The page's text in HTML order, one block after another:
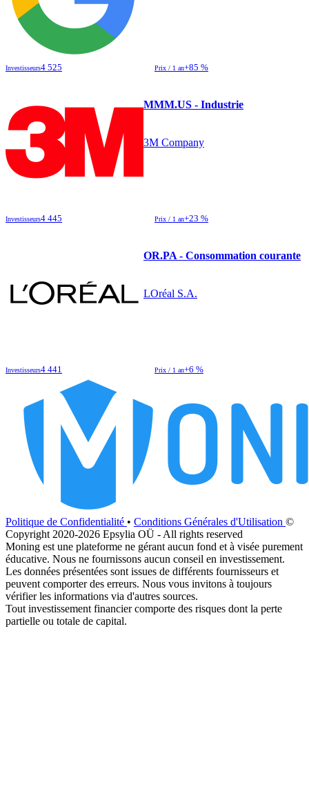
Investisseurs4 525 Prix / 1 an+85 %
MMM.US - Industrie
3M Company
Investisseurs4 445 Prix / 1 an+23 %
OR.PA - Consommation courante
LOréal S.A.
Investisseurs4 441 Prix / 1 an+6 %
Politique de Confidentialité • Conditions Générales d'Utilisation ©
Copyright 2020-2026 Epsylia OÜ - All rights reserved
Moning est une plateforme ne gérant aucun fond et à visée purement
éducative. Nous ne fournissons aucun conseil en investissement.
Les données présentées sont issues de différents fournisseurs et
peuvent comporter des erreurs. Nous vous invitons à toujours
vérifier les informations via d'autres sources.
Tout investissement financier comporte des risques dont la perte
partielle ou totale de capital.